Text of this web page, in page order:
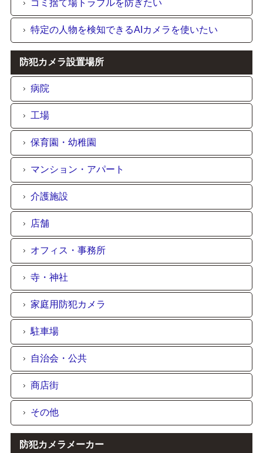
ゴミ捨て場トラブルを防ぎたい
特定の人物を検知できるAIカメラを使いたい
防犯カメラ設置場所
病院
工場
保育園・幼稚園
マンション・アパート
介護施設
店舗
オフィス・事務所
寺・神社
家庭用防犯カメラ
駐車場
自治会・公共
商店街
その他
防犯カメラメーカー